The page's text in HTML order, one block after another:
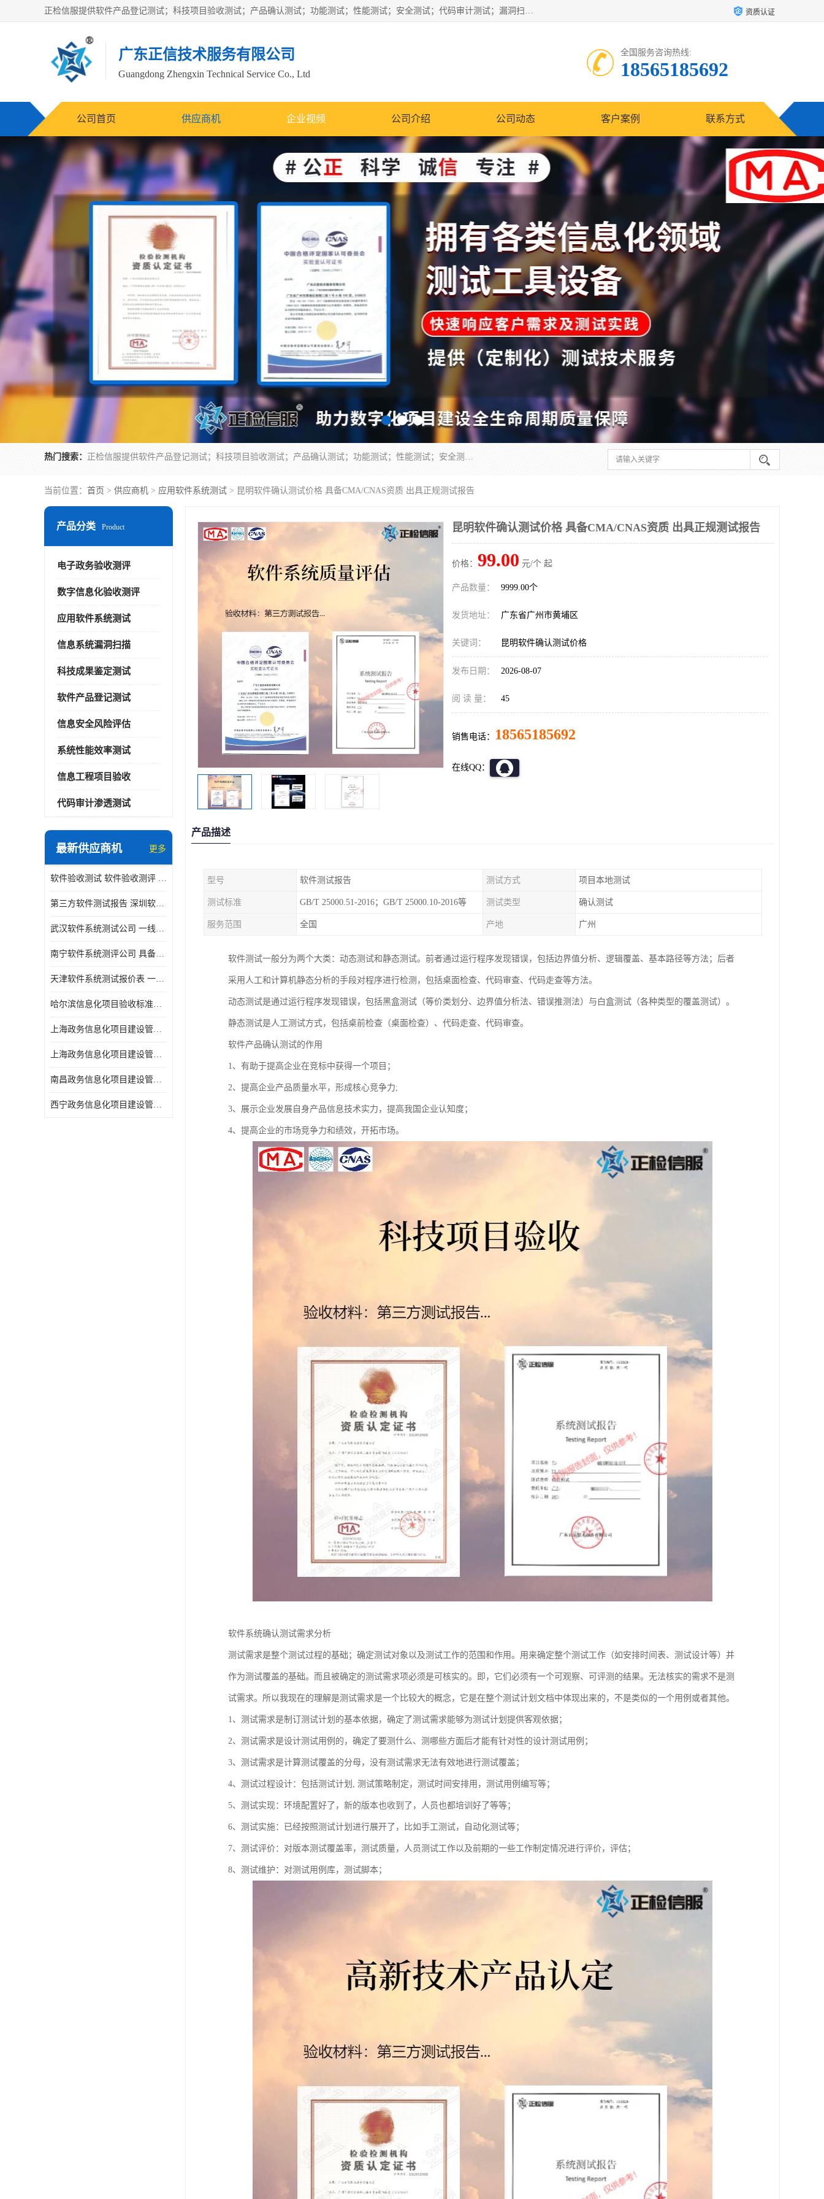
正检信服提供软件产品登记测试；科技项目验收测试；产品确认测试；功能测试；性能测试；安全测试；代码审计测试；漏洞扫描测试；渗透测试；风险评估测试；信息安全等级保护测评；双软认定；实验室建设质量体系建设；软件着作权、软件评测等服务。 资质认证
广东正信技术服务有限公司
Guangdong Zhengxin Technical Service Co., Ltd
全国服务咨询热线:
18565185692
公司首页 供应商机 企业视频 公司介绍 公司动态 客户案例 联系方式
热门搜索： 正检信服提供软件产品登记测试；科技项目验收测试；产品确认测试；功能测试；性能测试；安全测试；代码审计测试；漏洞扫描测试；渗透测试；风险评估测试；信息安全等级保护测评；双软认定；实验室建设质量体系建设；软件着作权、软件评测等服务。
当前位置： 首页 > 供应商机 > 应用软件系统测试 > 昆明软件确认测试价格 具备CMA/CNAS资质 出具正规测试报告
产品分类 Product
电子政务验收测评
数字信息化验收测评
应用软件系统测试
信息系统漏洞扫描
科技成果鉴定测试
软件产品登记测试
信息安全风险评估
系统性能效率测试
信息工程项目验收
代码审计渗透测试
最新供应商机 更多
软件验收测试 软件验收测评 软件确认测试标准及测试方法
第三方软件测试报告 深圳软件测评报告 安全验收测试报告
武汉软件系统测试公司 一线实验室 测试大概是需要多久时间呢
南宁软件系统测评公司 具备CMA/CNAS资质 出具正规测试报告
天津软件系统测试报价表 一线实验室 了解更多的测试信息
哈尔滨信息化项目验收标准单位
上海政务信息化项目建设管理办法价格
上海政务信息化项目建设管理办法机构
南昌政务信息化项目建设管理办法实验室
西宁政务信息化项目建设管理办法报告
昆明软件确认测试价格 具备CMA/CNAS资质 出具正规测试报告
价格： 99.00 元/个 起
产品数量： 9999.00个
发货地址： 广东省广州市黄埔区
关键词： 昆明软件确认测试价格
发布日期： 2026-08-07
阅 读 量： 45
销售电话： 18565185692
在线QQ：
产品描述
型号 软件测试报告 测试方式 项目本地测试
测试标准 GB/T 25000.51-2016；GB/T 25000.10-2016等 测试类型 确认测试
服务范围 全国 产地 广州
软件测试一般分为两个大类：动态测试和静态测试。前者通过运行程序发现错误，包括边界值分析、逻辑覆盖、基本路径等方法；后者
采用人工和计算机静态分析的手段对程序进行检测，包括桌面检查、代码审查、代码走查等方法。
动态测试是通过运行程序发现错误，包括黑盒测试（等价类划分、边界值分析法、错误推测法）与白盒测试（各种类型的覆盖测试）。
静态测试是人工测试方式，包括桌前检查（桌面检查）、代码走查、代码审查。
软件产品确认测试的作用
1、有助于提高企业在竞标中获得一个项目；
2、提高企业产品质量水平，形成核心竞争力;
3、展示企业发展自身产品信息技术实力，提高我国企业认知度；
4、提高企业的市场竞争力和绩效，开拓市场。
软件系统确认测试需求分析
测试需求是整个测试过程的基础；确定测试对象以及测试工作的范围和作用。用来确定整个测试工作（如安排时间表、测试设计等）并
作为测试覆盖的基础。而且被确定的测试需求项必须是可核实的。即，它们必须有一个可观察、可评测的结果。无法核实的需求不是测
试需求。所以我现在的理解是测试需求是一个比较大的概念，它是在整个测试计划文档中体现出来的，不是类似的一个用例或者其他。
1、测试需求是制订测试计划的基本依据，确定了测试需求能够为测试计划提供客观依据；
2、测试需求是设计测试用例的，确定了要测什么、测哪些方面后才能有针对性的设计测试用例；
3、测试需求是计算测试覆盖的分母，没有测试需求无法有效地进行测试覆盖；
4、测试过程设计：包括测试计划, 测试策略制定，测试时间安排用，测试用例编写等；
5、测试实现：环境配置好了，新的版本也收到了，人员也都培训好了等等；
6、测试实施：已经按照测试计划进行展开了，比如手工测试，自动化测试等；
7、测试评价：对版本测试覆盖率，测试质量，人员测试工作以及前期的一些工作制定情况进行评价，评估；
8、测试维护：对测试用例库，测试脚本；